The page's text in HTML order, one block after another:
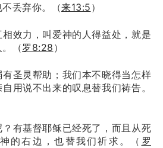
丢弃你。（来13:5 ）
效力，叫爱神的人得益处，就是
（罗8:28 ）
圣灵帮助；我们本不晓得当怎样
用说不出来的叹息替我们祷告。
有基督耶稣已经死了，而且从死
的右边，也替我们祈求。（ 罗